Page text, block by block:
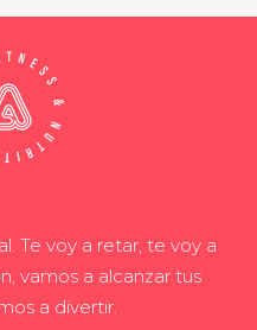
Te voy a retar, te voy a
vamos a alcanzar tus
a divertir.